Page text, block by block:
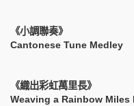
《小調聯奏》
Cantonese Tune Medley
《織出彩虹萬里長》
Weaving a Rainbow Miles